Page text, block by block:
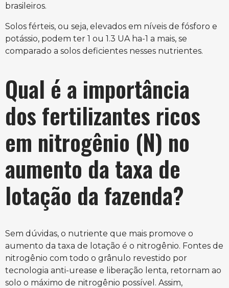
brasileiros.
Solos férteis, ou seja, elevados em níveis de fósforo e
potássio, podem ter 1 ou 1.3 UA ha-1 a mais, se
comparado a solos deficientes nesses nutrientes.
Qual é a importância
dos fertilizantes ricos
em nitrogênio (N) no
aumento da taxa de
lotação da fazenda?
Sem dúvidas, o nutriente que mais promove o
aumento da taxa de lotação é o nitrogênio. Fontes de
nitrogênio com todo o grânulo revestido por
tecnologia anti-urease e liberação lenta, retornam ao
solo o máximo de nitrogênio possível. Assim,